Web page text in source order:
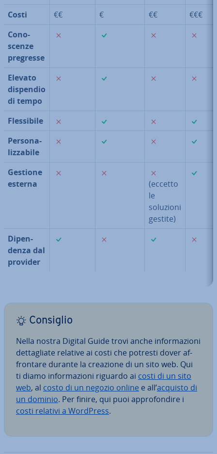
Costi €€ € €€
€€€
Co­no­
scen­ze
pregresse
Elevato
dispendio
di tempo
Fles­si­bi­le
Per­so­na­
liz­za­bi­le
Gestione
esterna
(eccetto
le
soluzioni
gestite)
Di­pen­
den­za dal
provider
Consiglio
Nella nostra Digital Guide trovi anche in­for­ma­zio­ni
det­ta­glia­te relative ai costi che potresti dover af­
fron­ta­re durante la creazione di un sito web. Qui
ti diamo in­for­ma­zio­ni riguardo ai costi di un sito
web, al costo di un negozio online e all’acquisto di
un dominio. Per finire, qui puoi ap­pro­fon­di­re i
costi relativi a WordPress.